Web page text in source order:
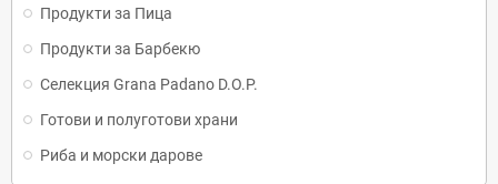
Продукти за Пица
Продукти за Барбекю
Селекция Grana Padano D.O.P.
Готови и полуготови храни
Риба и морски дарове